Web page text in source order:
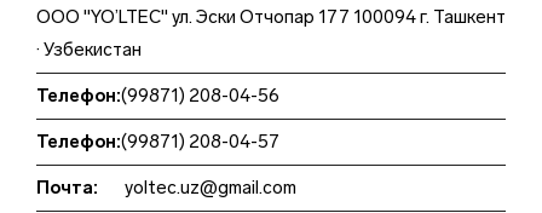
ООО "YO’LTEC" ул. Эски Отчопар 177 100094 г. Ташкент
· Узбекистан
Телефон:(99871) 208-04-56
Телефон:(99871) 208-04-57
Почта: yoltec.uz@gmail.com